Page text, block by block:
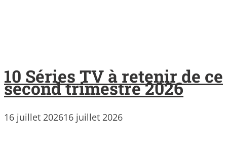
10 Séries TV à retenir de ce
second trimestre 2026
16 juillet 202616 juillet 2026